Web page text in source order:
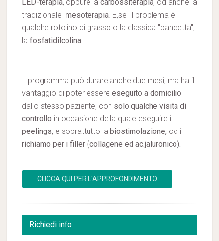
LED-terapia, oppure la carbossiterapia, od anche la
tradizionale mesoterapia. E,se il problema è
qualche rotolino di grasso o la classica "pancetta",
la fosfatidilcolina.
Il programma può durare anche due mesi, ma ha il
vantaggio di poter essere eseguito a domicilio
dallo stesso paziente, con solo qualche visita di
controllo in occasione della quale eseguire i
peelings, e soprattutto la biostimolazione, od il
richiamo per i filler (collagene ed ac.jaluronico).
CLICCA QUI PER L'APPROFONDIMENTO
Richiedi info